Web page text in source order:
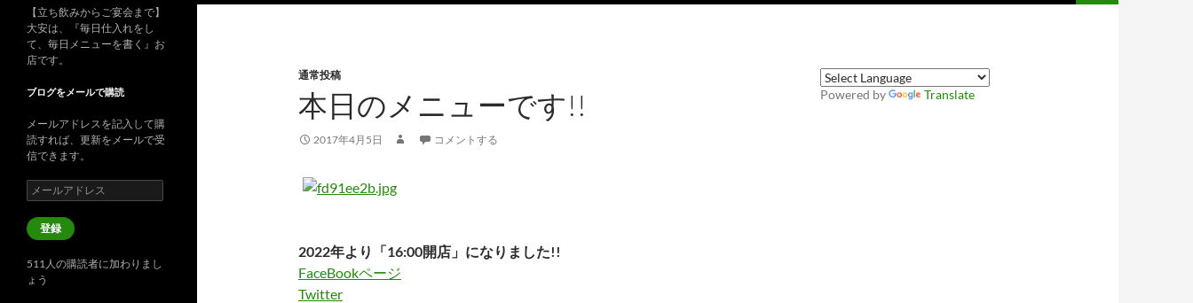
通常投稿
本日のメニューです!!
2017年4月5日 コメントする
2022年より「16:00開店」になりました!!
FaceBookページ
Twitter
Powered by Translate
【立ち飲みからご宴会まで】
大安は、『毎日仕入れをし
て、毎日メニューを書く』お
店です。
ブログをメールで購読
メールアドレスを記入して購
読すれば、更新をメールで受
信できます。
メ
ー
ル
ア
レ
ス
登録
511人の購読者に加わりまし
ょう